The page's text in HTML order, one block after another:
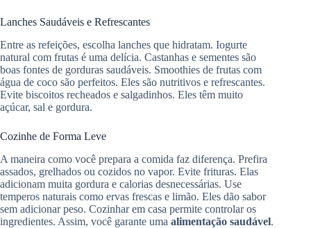
Lanches Saudáveis e Refrescantes
Entre as refeições, escolha lanches que hidratam. Iogurte
natural com frutas é uma delícia. Castanhas e sementes são
boas fontes de gorduras saudáveis. Smoothies de frutas com
água de coco são perfeitos. Eles são nutritivos e refrescantes.
Evite biscoitos recheados e salgadinhos. Eles têm muito
açúcar, sal e gordura.
Cozinhe de Forma Leve
A maneira como você prepara a comida faz diferença. Prefira
assados, grelhados ou cozidos no vapor. Evite frituras. Elas
adicionam muita gordura e calorias desnecessárias. Use
temperos naturais como ervas frescas e limão. Eles dão sabor
sem adicionar peso. Cozinhar em casa permite controlar os
ingredientes. Assim, você garante uma alimentação saudável.